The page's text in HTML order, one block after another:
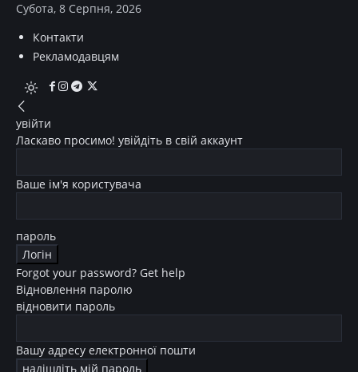
Субота, 8 Серпня, 2026
Контакти
Рекламодавцям
увійти
Ласкаво просимо! увійдіть в свій аккаунт
Ваше ім'я користувача
пароль
Forgot your password? Get help
Відновлення паролю
відновити пароль
Вашу адресу електронної пошти